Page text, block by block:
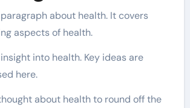
about health. It covers
aspects of health.
into health. Key ideas are
here.
about health to round off the